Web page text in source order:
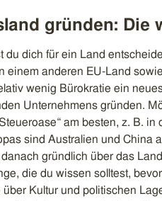
gründen: Die
du dich für ein Land
einem anderen EU-Land
wenig Bürokratie ein
Unternehmens gründen.
am besten, z. B.
sind Australien und China
danach gründlich über das
die du wissen solltest,
über Kultur und politischen